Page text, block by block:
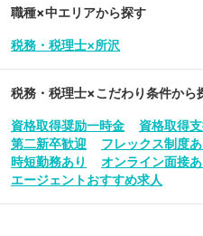
職種×中エリアから探す
税務・税理士×所沢
税務・税理士×こだわり条件から
資格取得奨励一時金 資格取得
第二新卒歓迎
フレックス制度あ
時短勤務あり
オンライン面接あ
エージェントおすすめ求人